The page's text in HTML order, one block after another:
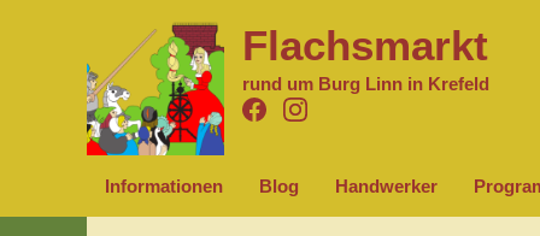
Flachsmarkt
rund um Burg Linn in Krefeld
Informationen Blog Handwerker